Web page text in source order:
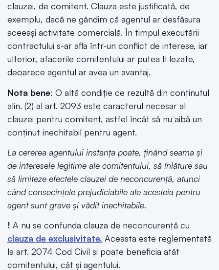
clauzei, de comitent. Clauza este justificată, de
exemplu, dacă ne gândim că agentul ar desfășura
aceeași activitate comercială. În timpul executării
contractului s-ar afla într-un conflict de interese, iar
ulterior, afacerile comitentului ar putea fi lezate,
deoarece agentul ar avea un avantaj.
Nota bene: O altă condiție ce rezultă din conținutul
alin. (2) al art. 2093 este caracterul necesar al
clauzei pentru comitent, astfel încât să nu aibă un
conținut inechitabil pentru agent.
La cererea agentului instanța poate, ținând seama și
de interesele legitime ale comitentului, să înlăture sau
să limiteze efectele clauzei de neconcurență, atunci
când consecințele prejudiciabile ale acesteia pentru
agent sunt grave și vădit inechitabile.
! A nu se confunda clauza de neconcurență cu
clauza de exclusivitate. Aceasta este reglementată
la art. 2074 Cod Civil și poate beneficia atât
comitentului, cât și agentului.